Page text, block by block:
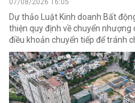
07/08/2026 16:05
Dự thảo Luật Kinh doanh Bất
thiện quy định về chuyển nhượng
điều khoản chuyển tiếp để tránh